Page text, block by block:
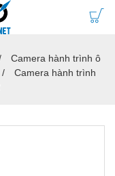
Camera hành trình ô
Camera hành trình